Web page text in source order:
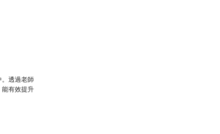
。透過老師
能有效提升